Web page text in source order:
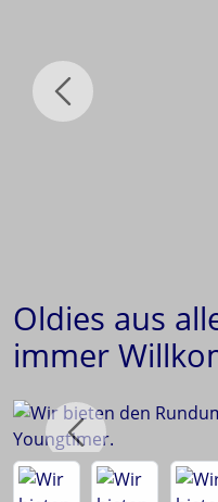
Oldies aus
immer